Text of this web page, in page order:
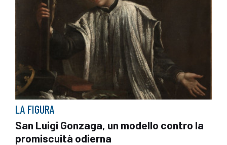
LA FIGURA
San Luigi Gonzaga, un modello contro la
promiscuità odierna